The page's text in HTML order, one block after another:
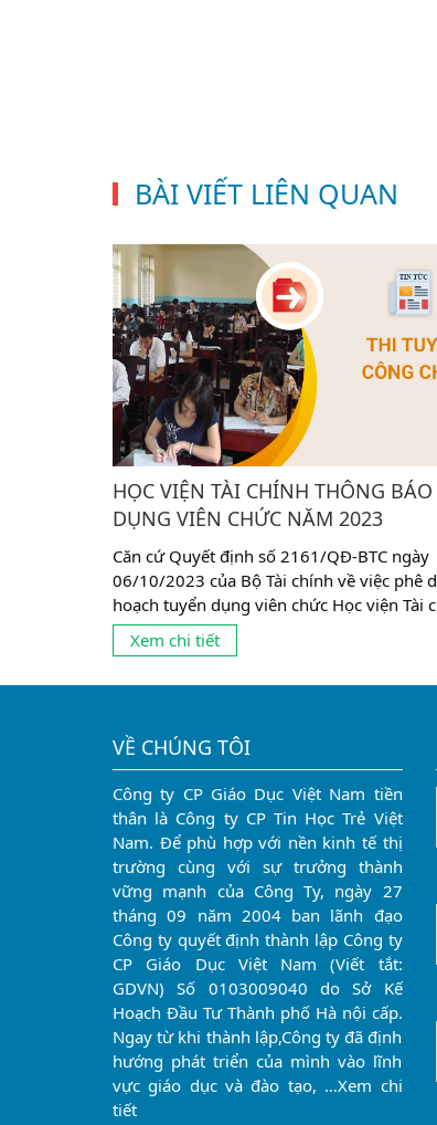
BÀI VIẾT LIÊN QUAN
HỌC VIỆN TÀI CHÍNH THÔNG BÁO
DỤNG VIÊN CHỨC NĂM 2023
Căn cứ Quyết định số 2161/QĐ-BTC ngày
06/10/2023 của Bộ Tài chính về việc phê
hoạch tuyển dụng viên chức Học viện Tài
2023. Học viện Tài chính thông báo tuyển
chức cụ thể như sau: 1. Chỉ tiêu tuyển
Xem chi tiết
VỀ CHÚNG TÔI
Công ty CP Giáo Dục Việt Nam tiền
thân là Công ty CP Tin Học Trẻ Việt
Nam. Để phù hợp với nền kinh tế thị
trường cùng với sự trưởng thành
vững mạnh của Công Ty, ngày 27
tháng 09 năm 2004 ban lãnh đạo
Công ty quyết định thành lập Công ty
CP Giáo Dục Việt Nam (Viết tắt:
GDVN) Số 0103009040 do Sở Kế
Hoạch Đầu Tư Thành phố Hà nội cấp.
Ngay từ khi thành lập,Công ty đã định
hướng phát triển của mình vào lĩnh
vực giáo dục và đào tạo, …Xem chi
tiết